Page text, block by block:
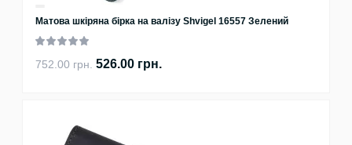
Матова шкіряна бірка на валізу Shvigel 16557 Зелений
752.00 грн. 526.00 грн.